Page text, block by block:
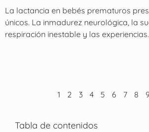
La lactancia en bebés prematuros
únicos. La inmadurez neurológica, la
respiración inestable y las
1 2 3 4 5 6 7 8 9
Tabla de contenidos